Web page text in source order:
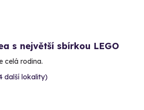
s největší sbírkou LEGO
celá rodina.
další lokality)